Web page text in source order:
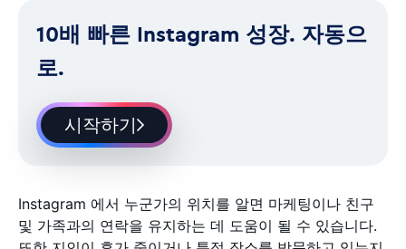
10배 빠른 Instagram 성장. 자동으
로.
시작하기
Instagram 에서 누군가의 위치를 알면 마케팅이나 친구
및 가족과의 연락을 유지하는 데 도움이 될 수 있습니다.